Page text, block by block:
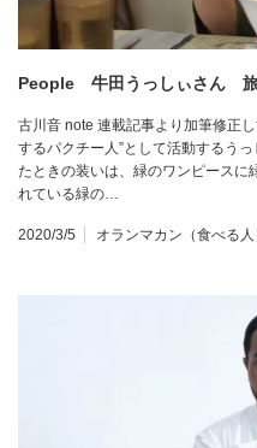
People 牛田うっしぃさん 旅
古川音 note 連載記事より加筆修正
するパクチー人”として活動するう
たときの装いは、緑のワンピースに
れている緑の…
2020/3/5 オランマカン（食べる人